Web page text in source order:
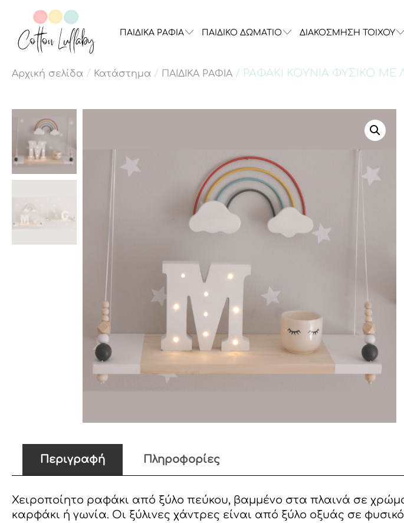
ΠΑΙΔΙΚΑ ΡΑΦΙΑ ΠΑΙΔΙΚΟ ΔΩΜΑΤΙΟ ΔΙΑΚΟΣΜΗΣΗ ΤΟΙΧΟΥ
Αρχική σελίδα / Κατάστημα / ΠΑΙΔΙΚΑ ΡΑΦΙΑ / ΡΑΦΑΚΙ ΚΟΥΝΙΑ ΦΥΣΙΚΟ ΜΕ
Περιγραφή Πληροφορίες
Χειροποίητο ραφάκι από ξύλο πεύκου, βαμμένο στα πλαινά σε
καρφάκι ή γωνία. Οι ξύλινες χάντρες είναι από ξύλο οξυάς σε